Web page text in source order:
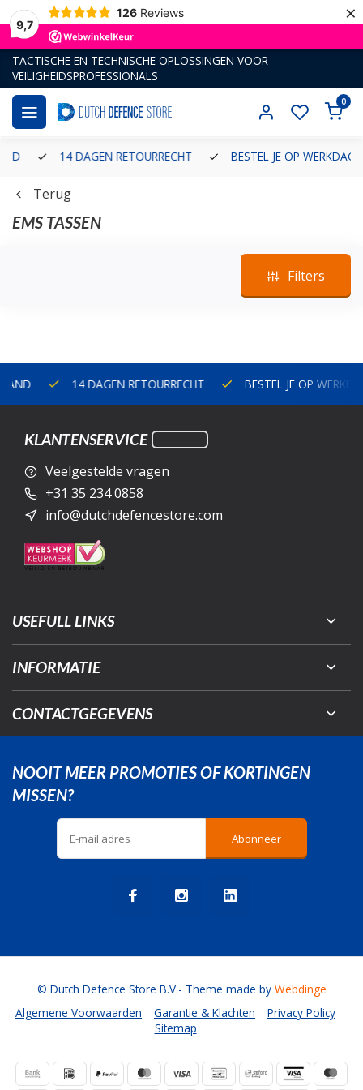
9,7
126 Reviews ×
TACTISCHE EN TECHNISCHE OPLOSSINGEN VOOR
VEILIGHEIDSPROFESSIONALS
0
14 DAGEN RETOURRECHT BESTEL JE OP WERKDAGEN
Terug
EMS TASSEN
Filters
14 DAGEN RETOURRECHT BESTEL JE OP WERKDAGEN
KLANTENSERVICE
Veelgestelde vragen
+31 35 234 0858
info@dutchdefencestore.com
USEFULL LINKS
INFORMATIE
CONTACTGEGEVENS
NOOIT MEER PROMOTIES OF KORTINGEN
MISSEN?
Abonneer
Algemene Voorwaarden Garantie & Klachten
Privacy Policy
Sitemap
© Dutch Defence Store B.V.- Theme made by Webdinge